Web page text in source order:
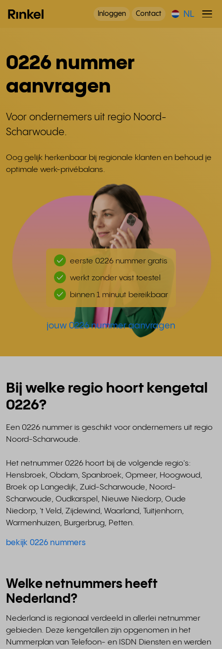
Inloggen Contact NL
0226 nummer
aanvragen
Voor ondernemers uit regio Noord-
Scharwoude.
Oog gelijk herkenbaar bij regionale klanten en behoud je
optimale werk-privébalans.
eerste 0226 nummer gratis
werkt zonder vast toestel
binnen 1 minuut bereikbaar
jouw 0226 nummer aanvragen
Bij welke regio hoort kengetal
0226?
Een 0226 nummer is geschikt voor ondernemers uit regio
Noord-Scharwoude.
Het netnummer 0226 hoort bij de volgende regio's:
Hensbroek, Obdam, Spanbroek, Opmeer, Hoogwoud,
Broek op Langedijk, Zuid-Scharwoude, Noord-
Scharwoude, Oudkarspel, Nieuwe Niedorp, Oude
Niedorp, 't Veld, Zijdewind, Waarland, Tuitjenhorn,
Warmenhuizen, Burgerbrug, Petten.
bekijk 0226 nummers
Welke netnummers heeft
Nederland?
Nederland is regionaal verdeeld in allerlei netnummer
gebieden. Deze kengetallen zijn opgenomen in het
Nummerplan van Telefoon- en ISDN Diensten en werden